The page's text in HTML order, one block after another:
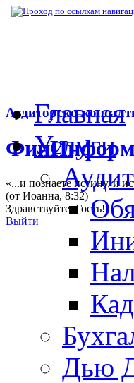
Аудиторско-
ФинИнформ
«...и познаете истину, и
(от Иоанна, 8:32)
Здравствуйте,Гость!
Выйти
Главная
Услуги
Аудит
Дью